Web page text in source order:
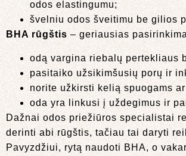
odos elastingumu;
švelniu odos šveitimu be gilios
BHA rūgštis – geriausias
odą vargina riebalų pertekliaus
pasitaiko užsikimšusių porų ir
norite užkirsti kelią spuogams
oda yra linkusi į uždegimus ir
Dažnai odos priežiūros specialistai
derinti abi rūgštis, tačiau tai daryti
Pavyzdžiui, rytą naudoti BHA, o